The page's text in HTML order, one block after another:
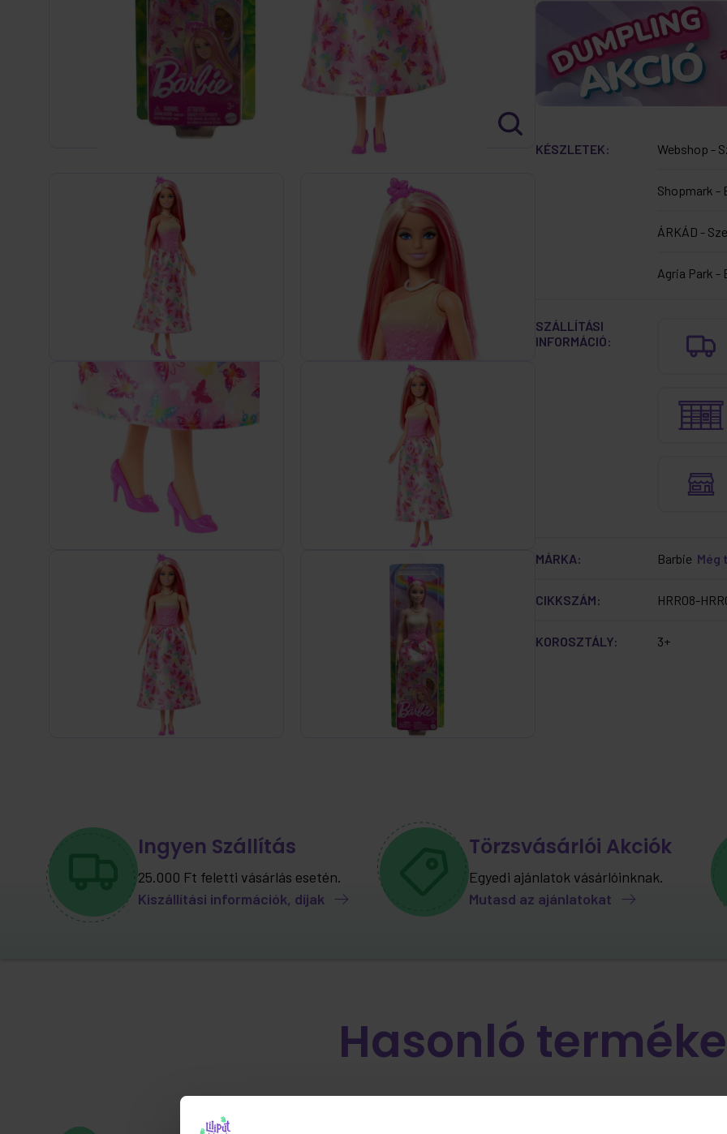
KÉSZLETEK: Webshop -
Shopmark -
ÁRKÁD -
Agria Park -
SZÁLLÍTÁSI
INFORMÁCIÓ:
MÁRKA: Barbie Még
CIKKSZÁM: HRR08-
KOROSZTÁLY: 3+
Ingyen Szállítás
25.000 Ft feletti vásárlás esetén.
Kiszállítási információk, díjak
Törzsvásárlói Akciók
Egyedi ajánlatok vásárlóinknak.
Mutasd az ajánlatokat
Hasonló